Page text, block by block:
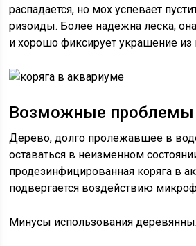
распадается, но мох успевает
ризоиды. Более надежна леска,
и хорошо фиксирует украшение из
Возможные проблемы
Дерево, долго пролежавшее в
оставаться в неизменном
продезинфицированная коряга в
подвергается воздействию
Минусы использования